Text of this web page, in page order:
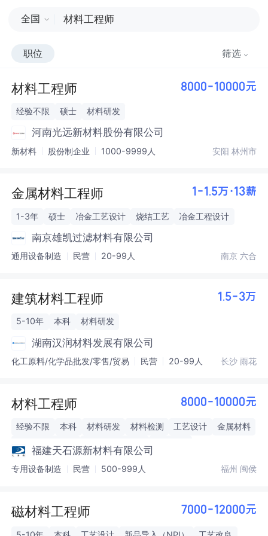
全国
职位 筛选
材料工程师 8000-10000元
经验不限 硕士 材料研发
河南光远新材料股份有限公司
新材料 股份制企业 1000-9999人 安阳 林州市
金属材料工程师 1-1.5万·13薪
1-3年 硕士 冶金工艺设计 烧结工艺 冶金工程设计
南京雄凯过滤材料有限公司
通用设备制造 民营 20-99人 南京 六合
建筑材料工程师 1.5-3万
5-10年 本科 材料研发
湖南汉润材料发展有限公司
化工原料/化学品批发/零售/贸易 民营 20-99人 长沙 雨花
材料工程师 8000-10000元
经验不限 本科 材料研发 材料检测 工艺设计
金属材料
项目全流程管理
跨部门资源协调
福建天石源新材料有限公司
专用设备制造 民营 500-999人 福州 闽侯
磁材料工程师 7000-12000元